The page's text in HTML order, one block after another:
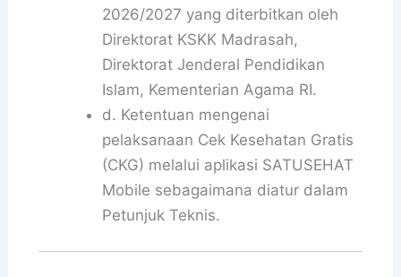
2026/2027 yang diterbitkan oleh
Direktorat KSKK Madrasah,
Direktorat Jenderal Pendidikan
Islam, Kementerian Agama RI.
d. Ketentuan mengenai
pelaksanaan Cek Kesehatan Gratis
(CKG) melalui aplikasi SATUSEHAT
Mobile sebagaimana diatur dalam
Petunjuk Teknis.